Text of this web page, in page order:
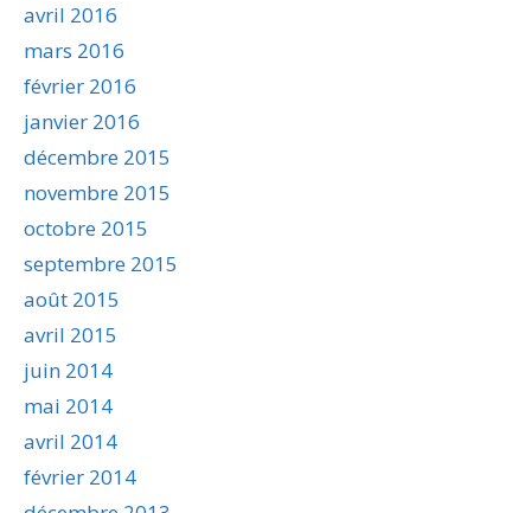
avril 2016
mars 2016
février 2016
janvier 2016
décembre 2015
novembre 2015
octobre 2015
septembre 2015
août 2015
avril 2015
juin 2014
mai 2014
avril 2014
février 2014